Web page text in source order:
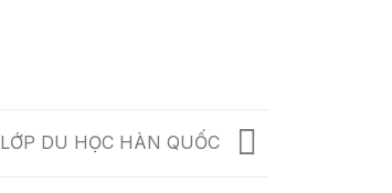
LỚP DU HỌC HÀN QUỐC